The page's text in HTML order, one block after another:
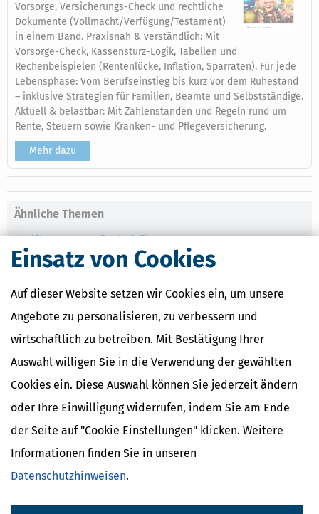
Einsatz von Cookies
Auf dieser Website setzen wir Cookies ein, um unsere
Angebote zu personalisieren, zu verbessern und
wirtschaftlich zu betreiben. Mit Bestätigung Ihrer
Auswahl willigen Sie in die Verwendung der gewählten
Cookies ein. Diese Auswahl können Sie jederzeit ändern
oder Ihre Einwilligung widerrufen, indem Sie am Ende
der Seite auf "Cookie Einstellungen" klicken. Weitere
Informationen finden Sie in unseren
Datenschutzhinweisen.
Vorsorge, Versicherungs-Check und rechtliche
Dokumente (Vollmacht/Verfügung/Testament)
in einem Band. Praxisnah & verständlich: Mit
Vorsorge-Check, Kassensturz-Logik, Tabellen und
Rechenbeispielen (Rentenlücke, Inflation, Sparraten). Für jede
Lebensphase: Vom Berufseinstieg bis kurz vor dem Ruhestand
– inklusive Strategien für Familien, Beamte und Selbstständige.
Aktuell & belastbar: Mit Zahlenständen und Regeln rund um
Rente, Steuern sowie Kranken- und Pflegeversicherung.
Mehr dazu
Ähnliche Themen
Altersvorsorge, Rente & Finanzen
Verwandte Begriffe
Rente
Altersvorsorge
Vorsorgepauschale
Vorsorgeaufwendungen /
Höchstbetragsberechnung